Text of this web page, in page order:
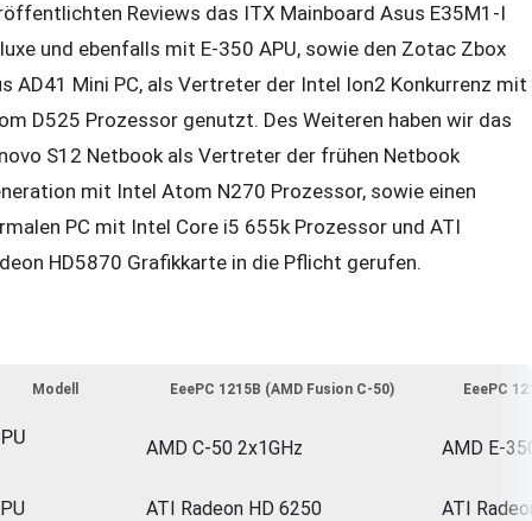
Reviews das ITX Mainboard Asus E35M1-I
und ebenfalls mit E-350 APU, sowie den Zotac Zbox
AD41 Mini PC, als Vertreter der Intel Ion2 Konkurrenz mit
D525 Prozessor genutzt. Des Weiteren haben wir das
S12 Netbook als Vertreter der frühen Netbook
mit Intel Atom N270 Prozessor, sowie einen
PC mit Intel Core i5 655k Prozessor und ATI
HD5870 Grafikkarte in die Pflicht gerufen.
Modell EeePC 1215B (AMD Fusion C-50) EeePC
AMD C-50 2x1GHz AMD E-
ATI Radeon HD 6250 ATI